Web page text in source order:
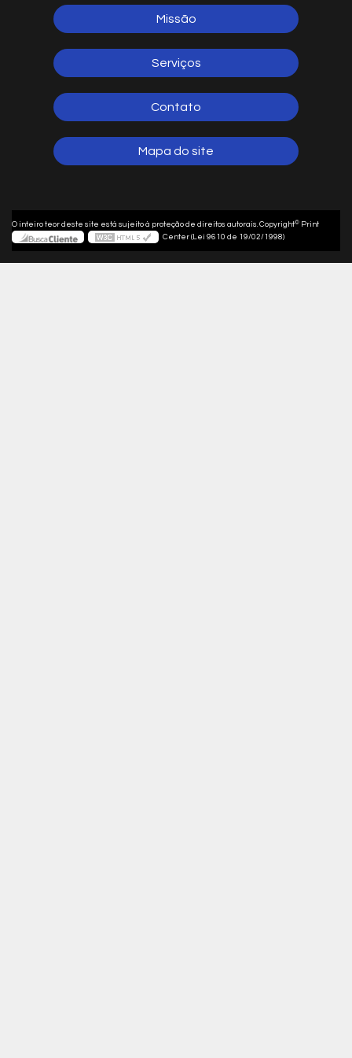
Missão
Serviços
Contato
Mapa do site
O inteiro teor deste site está sujeito à proteção de direitos autorais. Copyright© Print
Center (Lei 9610 de 19/02/1998)